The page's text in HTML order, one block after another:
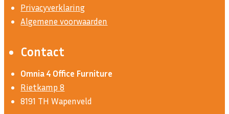
Privacyverklaring
Algemene voorwaarden
Contact
Omnia 4 Office Furniture
Rietkamp 8
8191 TH Wapenveld